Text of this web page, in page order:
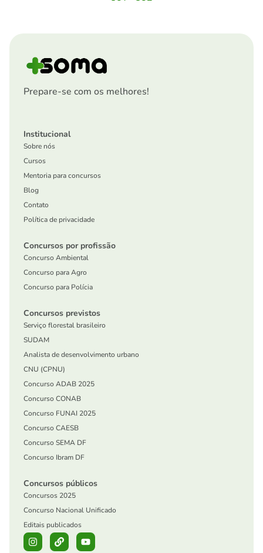
Prepare-se com os melhores!
Institucional
Sobre nós
Cursos
Mentoria para concursos
Blog
Contato
Política de privacidade
Concursos por profissão
Concurso Ambiental
Concurso para Agro
Concurso para Polícia
Concursos previstos
Serviço florestal brasileiro
SUDAM
Analista de desenvolvimento urbano
CNU (CPNU)
Concurso ADAB 2025
Concurso CONAB
Concurso FUNAI 2025
Concurso CAESB
Concurso SEMA DF
Concurso Ibram DF
Concursos públicos
Concursos 2025
Concurso Nacional Unificado
Editais publicados